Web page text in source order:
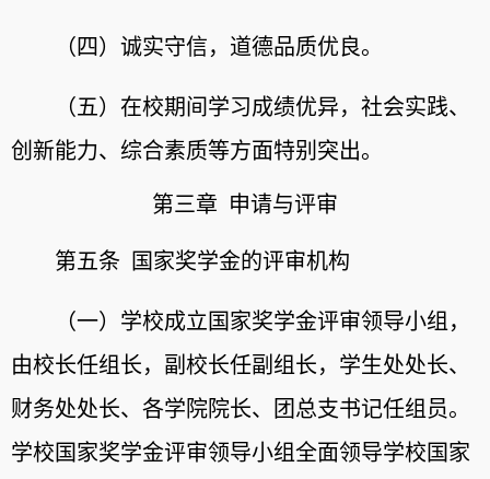
（四）诚实守信，道德品质优良。
（五）在校期间学习成绩优异，社会实践、
创新能力、综合素质等方面特别突出。
第三章 申请与评审
第五条 国家奖学金的评审机构
（一）学校成立国家奖学金评审领导小组，
由校长任组长，副校长任副组长，学生处处长、
财务处处长、各学院院长、团总支书记任组员。
学校国家奖学金评审领导小组全面领导学校国家